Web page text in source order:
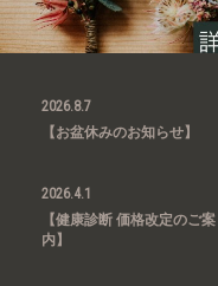
2026.8.7
【お盆休みのお知らせ】
2026.4.1
【健康診断 価格改定のご案
内】